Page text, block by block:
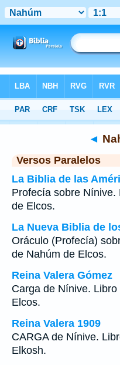
>Nahúm> Capítulo 1> Verso 1
◄
Versos Paralelos
La Biblia de las
Profecía sobre Nínive.
de Elcos.
La Nueva Biblia de
Oráculo (Profecía)
de Nahúm de Elcos.
Reina Valera Gómez
Carga de Nínive.
Elcos.
Reina Valera 1909
CARGA de Nínive.
Elkosh.